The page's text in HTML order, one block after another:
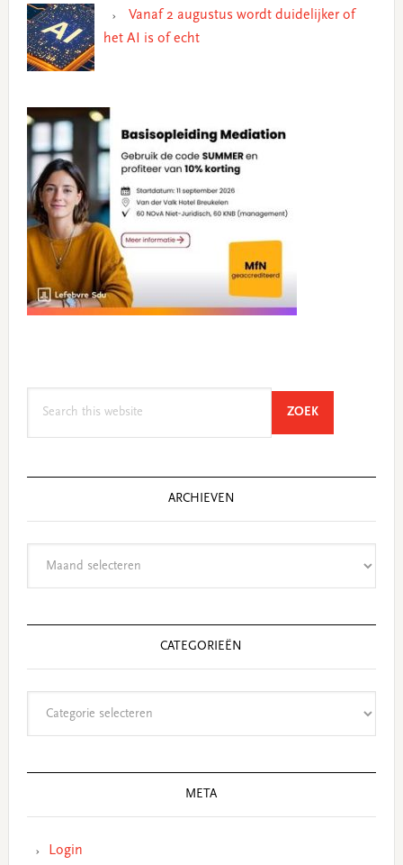
Vanaf 2 augustus wordt duidelijker of
het AI is of echt
ZOEKSEARCH
ARCHIEVEN
CATEGORIEËN
META
Login